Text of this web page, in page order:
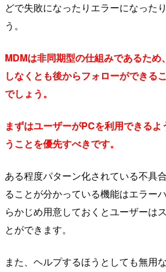
どで失敗になったりエラーになった
う。
MDMは非同期型の仕組みであるた
しなくとも後からフォローができる
でしょう。
まずはユーザーがPCを利用できる
うことを優先すべきです。
ある程度パターン化されている不具
ることが分かっている機能はエラー
らかじめ用意しておくとユーザーは
とができます。
また、ヘルプするほうとしても無用